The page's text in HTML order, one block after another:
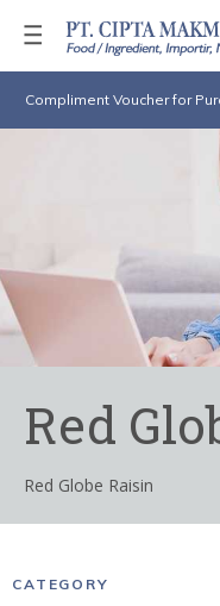
Compliment Voucher for
Red
Red Globe Raisin
CATEGORY